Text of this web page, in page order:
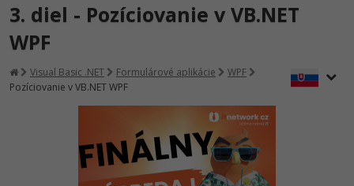
Kurzy programovania
Ako začať?
C# .NET -80%
Prihlásiť sa Registrovať
3. diel - Pozíciovanie v VB.NET
WPF
Visual Basic .NET Formulárové aplikácie
WPF
Pozíciovanie v VB.NET WPF